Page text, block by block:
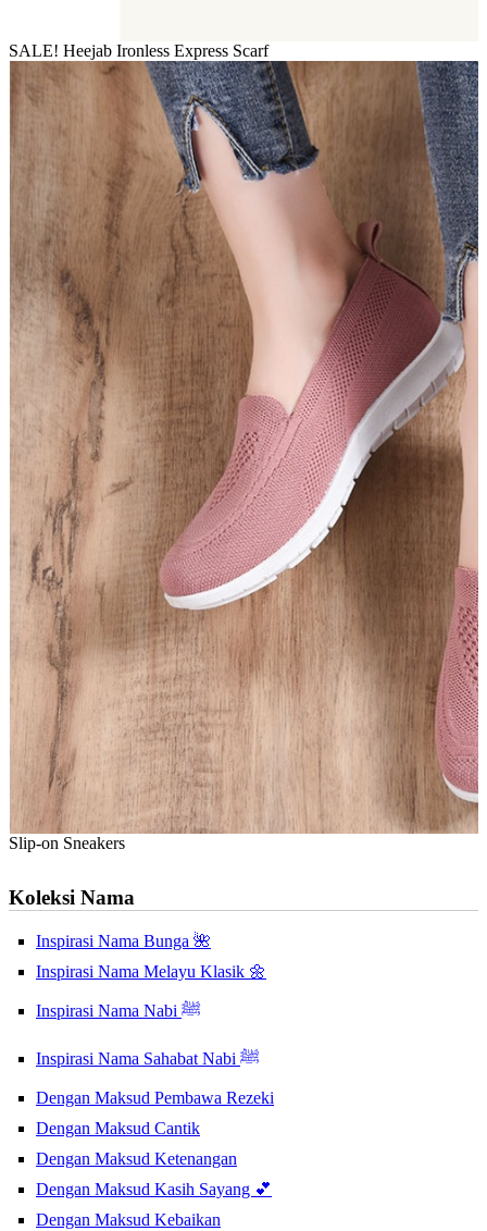
SALE! Heejab Ironless Express Scarf
Slip-on Sneakers
Koleksi Nama
Inspirasi Nama Bunga 🌺
Inspirasi Nama Melayu Klasik 🌼
Inspirasi Nama Nabi ﷺ
Inspirasi Nama Sahabat Nabi ﷺ
Dengan Maksud Pembawa Rezeki
Dengan Maksud Cantik
Dengan Maksud Ketenangan
Dengan Maksud Kasih Sayang 💕
Dengan Maksud Kebaikan